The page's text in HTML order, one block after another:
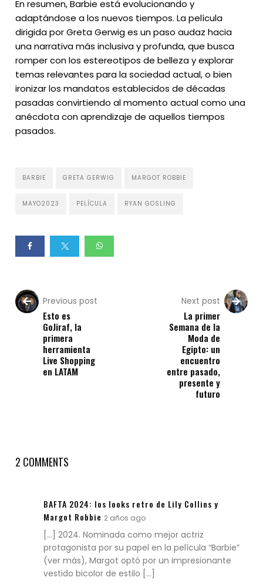
En resumen, Barbie está evolucionando y
adaptándose a los nuevos tiempos. La película
dirigida por Greta Gerwig es un paso audaz hacia
una narrativa más inclusiva y profunda, que busca
romper con los estereotipos de belleza y explorar
temas relevantes para la sociedad actual, o bien
ironizar los mandatos establecidos de décadas
pasadas convirtiendo al momento actual como una
anécdota con aprendizaje de aquellos tiempos
pasados.
BARBIE GRETA GERWIG MARGOT ROBBIE
MAYO2023 PELÍCULA RYAN GOSLING
Previous post
Esto es
GoJiraf, la
primera
herramienta
Live Shopping
en LATAM
Next post
La primer
Semana de la
Moda de
Egipto: un
encuentro
entre pasado,
presente y
futuro
2 COMMENTS
BAFTA 2024: los looks retro de Lily Collins y
Margot Robbie 2 años ago
[…] 2024. Nominada como mejor actriz
protagonista por su papel en la película “Barbie”
(ver más), Margot optó por un impresionante
vestido bicolor de estilo […]